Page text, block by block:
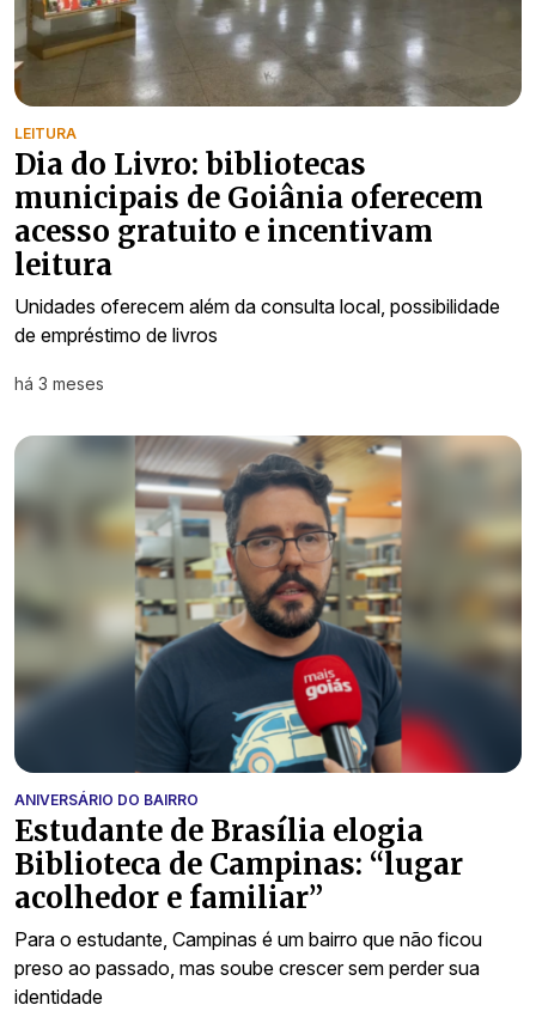
LEITURA
Dia do Livro: bibliotecas
municipais de Goiânia oferecem
acesso gratuito e incentivam
leitura
Unidades oferecem além da consulta local, possibilidade
de empréstimo de livros
há 3 meses
ANIVERSÁRIO DO BAIRRO
Estudante de Brasília elogia
Biblioteca de Campinas: “lugar
acolhedor e familiar”
Para o estudante, Campinas é um bairro que não ficou
preso ao passado, mas soube crescer sem perder sua
identidade